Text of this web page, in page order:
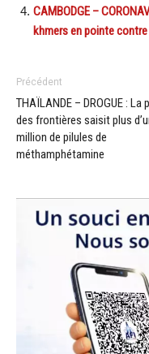
CAMBODGE –
khmers en pointe
Précédent
THAÏLANDE – DROGUE : La
des frontières saisit plus
million de pilules de
méthamphétamine